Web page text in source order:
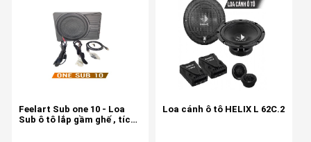
Feelart Sub one 10 - Loa
Sub ô tô lắp gầm ghế , tích
Loa cánh ô tô HELIX L 62C.2